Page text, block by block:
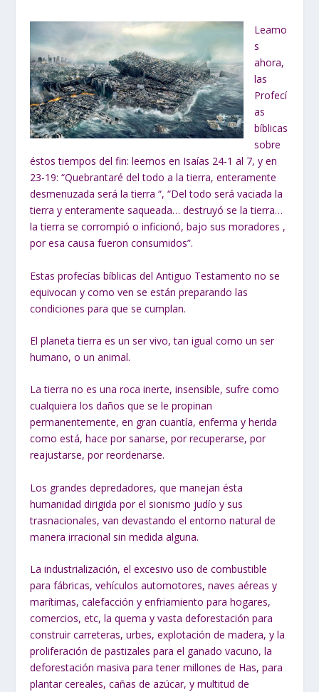
Leamo
s
ahora,
las
Profecí
as
bíblicas
sobre
éstos tiempos del fin: leemos en Isaías 24-1 al 7, y en
23-19: “Quebrantaré del todo a la tierra, enteramente
desmenuzada será la tierra “, “Del todo será vaciada la
tierra y enteramente saqueada… destruyó se la tierra…
la tierra se corrompió o inficionó, bajo sus moradores ,
por esa causa fueron consumidos”.
Estas profecías bíblicas del Antiguo Testamento no se
equivocan y como ven se están preparando las
condiciones para que se cumplan.
El planeta tierra es un ser vivo, tan igual como un ser
humano, o un animal.
La tierra no es una roca inerte, insensible, sufre como
cualquiera los daños que se le propinan
permanentemente, en gran cuantía, enferma y herida
como está, hace por sanarse, por recuperarse, por
reajustarse, por reordenarse.
Los grandes depredadores, que manejan ésta
humanidad dirigida por el sionismo judío y sus
trasnacionales, van devastando el entorno natural de
manera irracional sin medida alguna.
La industrialización, el excesivo uso de combustible
para fábricas, vehículos automotores, naves aéreas y
marítimas, calefacción y enfriamiento para hogares,
comercios, etc, la quema y vasta deforestación para
construir carreteras, urbes, explotación de madera, y la
proliferación de pastizales para el ganado vacuno, la
deforestación masiva para tener millones de Has, para
plantar cereales, cañas de azúcar, y multitud de